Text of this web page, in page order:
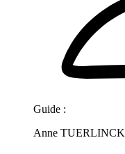
Guide :
Anne